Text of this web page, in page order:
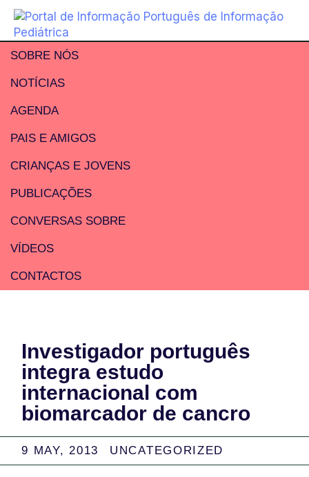
SOBRE NÓS
NOTÍCIAS
AGENDA
PAIS E AMIGOS
CRIANÇAS E JOVENS
PUBLICAÇÕES
CONVERSAS SOBRE
VÍDEOS
CONTACTOS
Investigador português
integra estudo
internacional com
biomarcador de cancro
9 MAY, 2013 UNCATEGORIZED